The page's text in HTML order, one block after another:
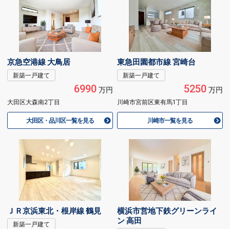
京急空港線 大鳥居
新築一戸建て
6990万円
大田区大森南2丁目
大田区・品川区一覧を見る
東急田園都市線 宮崎台
新築一戸建て
5250万円
川崎市宮前区東有馬1丁目
川崎市一覧を見る
ＪＲ京浜東北・根岸線 鶴見
新築一戸建て
横浜市営地下鉄グリーンライ
ン 高田